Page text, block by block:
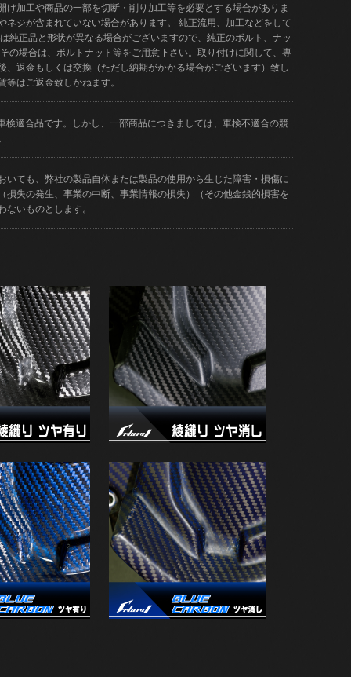
加工や商品の一部を切断・削り加工等を必要とする場合がありま
ジが含まれていない場合があります。 純正流用、加工などをして
純正品と形状が異なる場合がございますので、純正のボルト、ナッ
の場合は、ボルトナット等をご用意下さい。取り付けに関して、専
返金もしくは交換（ただし納期がかかる場合がございます）致し
はご返金致しかねます。
適合品です。しかし、一部商品につきましては、車検不適合の競
いても、弊社の製品自体または製品の使用から生じた障害・損傷に
損失の発生、事業の中断、事業情報の損失）（その他金銭的損害を
ないものとします。